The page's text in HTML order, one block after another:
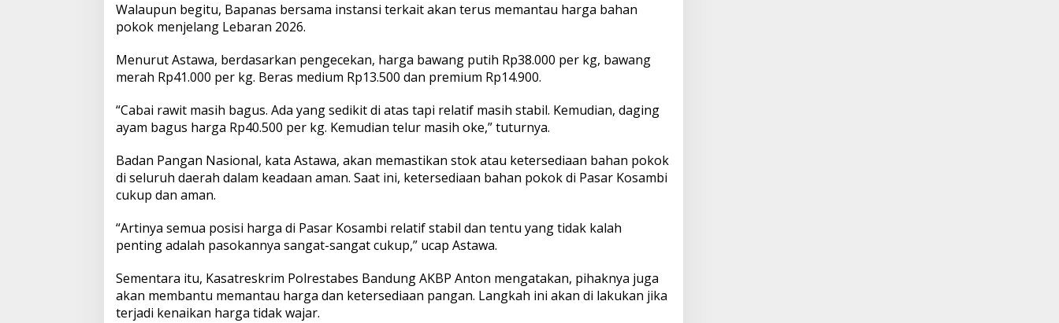
Walaupun begitu, Bapanas bersama instansi terkait akan terus memantau harga bahan
pokok menjelang Lebaran 2026.
Menurut Astawa, berdasarkan pengecekan, harga bawang putih Rp38.000 per kg, bawang
merah Rp41.000 per kg. Beras medium Rp13.500 dan premium Rp14.900.
“Cabai rawit masih bagus. Ada yang sedikit di atas tapi relatif masih stabil. Kemudian, daging
ayam bagus harga Rp40.500 per kg. Kemudian telur masih oke,” tuturnya.
Badan Pangan Nasional, kata Astawa, akan memastikan stok atau ketersediaan bahan pokok
di seluruh daerah dalam keadaan aman. Saat ini, ketersediaan bahan pokok di Pasar Kosambi
cukup dan aman.
“Artinya semua posisi harga di Pasar Kosambi relatif stabil dan tentu yang tidak kalah
penting adalah pasokannya sangat-sangat cukup,” ucap Astawa.
Sementara itu, Kasatreskrim Polrestabes Bandung AKBP Anton mengatakan, pihaknya juga
akan membantu memantau harga dan ketersediaan pangan. Langkah ini akan di lakukan jika
terjadi kenaikan harga tidak wajar.